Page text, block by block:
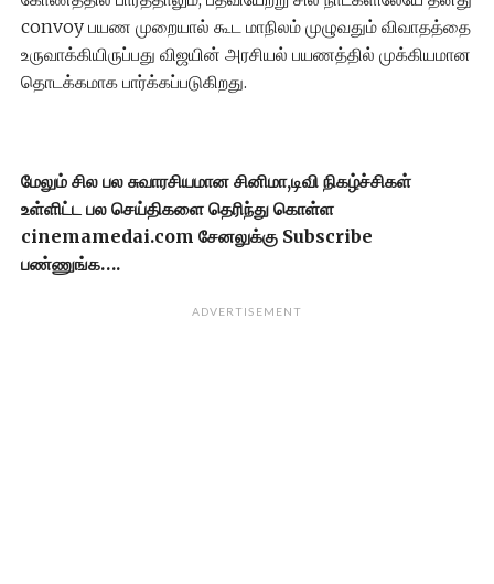
convoy பயண முறையால் கூட மாநிலம் முழுவதும் விவாதத்தை
உருவாக்கியிருப்பது விஜயின் அரசியல் பயணத்தில் முக்கியமான
தொடக்கமாக பார்க்கப்படுகிறது.
மேலும் சில பல சுவாரசியமான சினிமா,டிவி நிகழ்ச்சிகள்
உள்ளிட்ட பல செய்திகளை தெரிந்து கொள்ள
cinemamedai.com சேனலுக்கு Subscribe
பண்ணுங்க….
ADVERTISEMENT